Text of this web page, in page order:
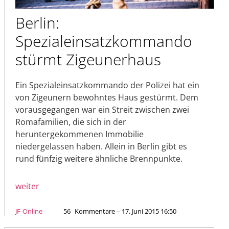
Berlin:
Spezialeinsatzkommando
stürmt Zigeunerhaus
Ein Spezialeinsatzkommando der Polizei hat ein
von Zigeunern bewohntes Haus gestürmt. Dem
vorausgegangen war ein Streit zwischen zwei
Romafamilien, die sich in der
heruntergekommenen Immobilie
niedergelassen haben. Allein in Berlin gibt es
rund fünfzig weitere ähnliche Brennpunkte.
weiter
JF-Online 56 Kommentare – 17. Juni 2015 16:50